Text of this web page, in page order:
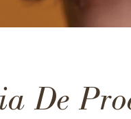
De